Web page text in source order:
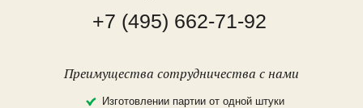
+7 (495) 662-71-92
Преимущества сотрудничества с нами
Изготовлении партии от одной штуки